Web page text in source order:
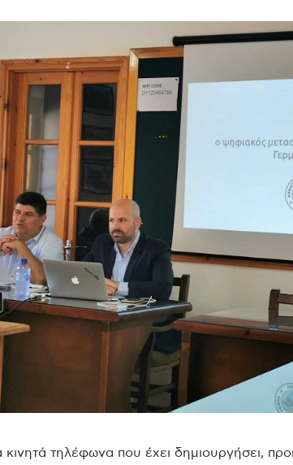
τηλέφωνα που έχει δημιουργήσει,